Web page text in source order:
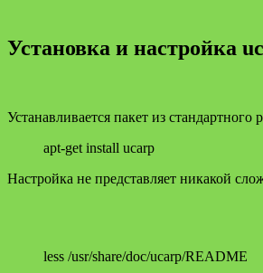
Установка и настройка
Устанавливается пакет из
apt-get install ucarp
Настройка не представляет никакой
less /usr/share/doc/ucarp/README